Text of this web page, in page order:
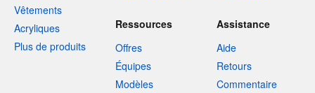
Vêtements
Acryliques
Plus de produits
Ressources
Offres
Équipes
Modèles
Assistance
Aide
Retours
Commentaire